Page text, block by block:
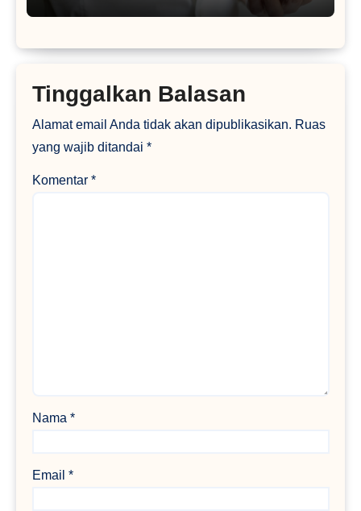
Tinggalkan Balasan
Alamat email Anda tidak akan dipublikasikan. Ruas
yang wajib ditandai *
Komentar *
Nama *
Email *